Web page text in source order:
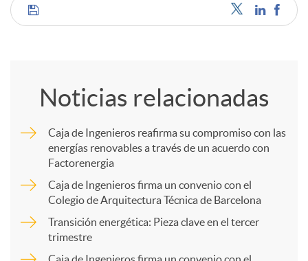
C
r
Noticias relacionadas
Caja de Ingenieros reafirma su compromiso con las
energías renovables a través de un acuerdo con
Factorenergia
Caja de Ingenieros firma un convenio con el
Colegio de Arquitectura Técnica de Barcelona
Transición energética: Pieza clave en el tercer
trimestre